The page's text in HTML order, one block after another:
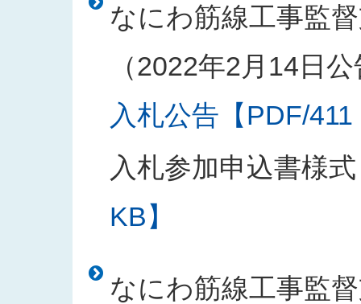
なにわ筋線工事監
（2022年2月14日
入札公告【PDF/
入札参加申込書様式
KB】
なにわ筋線工事監